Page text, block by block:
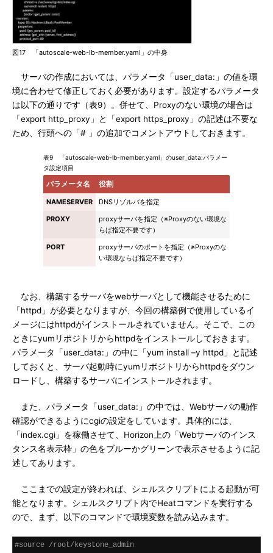
図17 「autoscale-web-lb-member.yaml」の中身
サーバの作成においては、パラメータ「user_data:」の値を環
境に合わせて修正しておく必要があります。設定するパラメータ
は以下の通りです（表9）。併せて、Proxyのない環境の場合は
「export http_proxy」と「export https_proxy」の記述は不要な
ため、行頭への「# 」の追加でコメントアウトしておきます。
表9 「autoscale-web-lb-member.yaml」のuser_data:パラメー
タ設定項目
パラメータ名 役割
NAMESERVER
DNSリゾルバを指定
PROXY
proxyサーバを指定（※Proxyのない環境な
らば指定不要です）
PORT
proxyサーバのポートを指定（※Proxyのな
い環境ならば指定不要です）
なお、構築するサーバをwebサーバとして機能させるために
「httpd」が必要となりますが、今回の構築例で使用しているイ
メージにはhttpdがインストールされていません。そこで、この
ときにyumリポジトリからhttpdをインストールしておきます。
パラメータ「user_data:」の中に「yum install –y httpd」と記述
しておくと、サーバ起動時にyumリポジトリからhttpdをダウン
ロードし、構築するサーバにインストールされます。
また、パラメータ「user_data:」の中では、Webサーバの動作
確認ができるようにcgiの設定をしています。具体的には、
「index.cgi」を稼働させて、Horizon上の「Webサーバのインス
タンス名表示枠」の色をブルーかグリーンで表示させるように記
述してあります。
ここまでの設定が終われば、シェルスクリプトによる起動が可
能となります。シェルスクリプト内でHeatコマンドを実行する
ので、まず、以下のコマンドで環境変数を読み込みます。
#source /root/keystone_admin